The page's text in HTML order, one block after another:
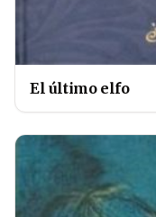
El último elfo